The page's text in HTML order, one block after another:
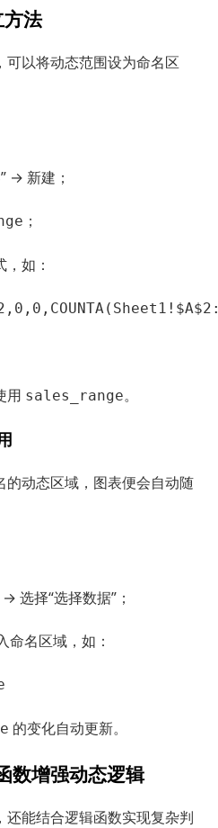
法
以将动态范围设为命名区
→ 新建；
；
如：
用 sales_range。
动态区域，图表便会自动随
选择“选择数据”；
命名区域，如：
的变化自动更新。
数增强动态逻辑
能结合逻辑函数实现复杂判